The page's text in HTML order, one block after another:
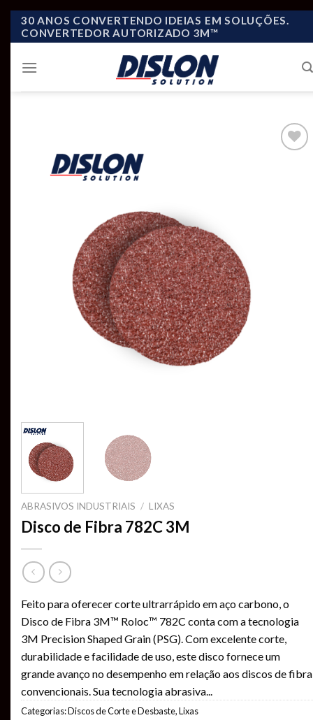
Skip
30 ANOS CONVERTENDO IDEIAS EM SOLUÇÕES.
CONVERTEDOR AUTORIZADO 3M™
ABRASIVOS INDUSTRIAIS / LIXAS
Disco de Fibra 782C 3M
Feito para oferecer corte ultrarrápido em aço carbono, o
Disco de Fibra 3M™ Roloc™ 782C conta com a tecnologia
3M Precision Shaped Grain (PSG). Com excelente corte,
durabilidade e facilidade de uso, este disco fornece um
grande avanço no desempenho em relação aos discos de fibra
convencionais. Sua tecnologia abrasiva
Categorias:Discos de Corte e Desbaste,Lixas